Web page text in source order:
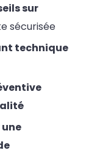
sur
sécurisée
technique